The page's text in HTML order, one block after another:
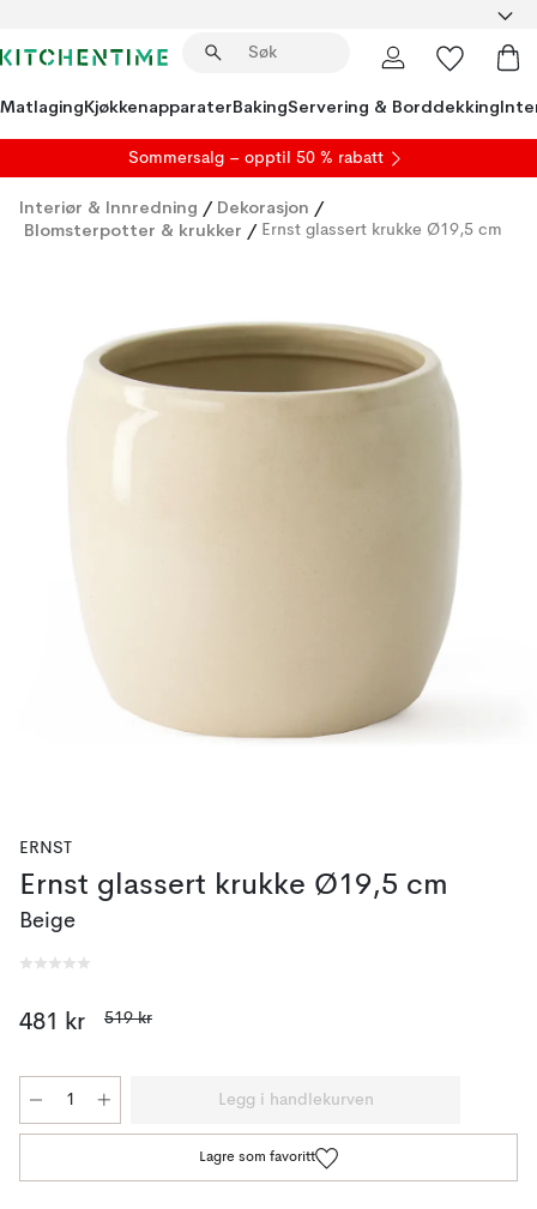
MatlagingKjøkkenapparaterBakingServering & Borddekking
Sommersalg – opptil 50 % rabatt
Interiør & Innredning / Dekorasjon /
Blomsterpotter & krukker / Ernst glassert krukke Ø19,5 cm
ERNST
Ernst glassert krukke Ø19,5 cm
Beige
481 kr 519 kr
Legg i handlekurven
Lagre som favoritt